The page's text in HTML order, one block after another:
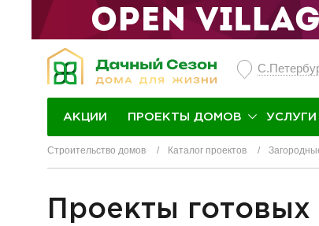
АКЦИИ ПРОЕКТЫ ДОМОВ УСЛУГИ
Строительство домов Каталог проектов
Проекты